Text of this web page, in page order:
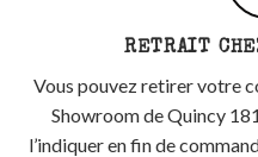
RETRAIT
Vous pouvez retirer votre
Showroom de Quincy
l’indiquer en fin de